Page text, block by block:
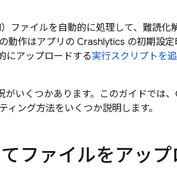
ファイルを自動的に処理して、難読化
動作はアプリの Crashlytics の初期設
にアップロードする実行スクリプトを
いくつかあります。このガイドでは、
ィング方法をいくつか説明します。
ファイルをアップ